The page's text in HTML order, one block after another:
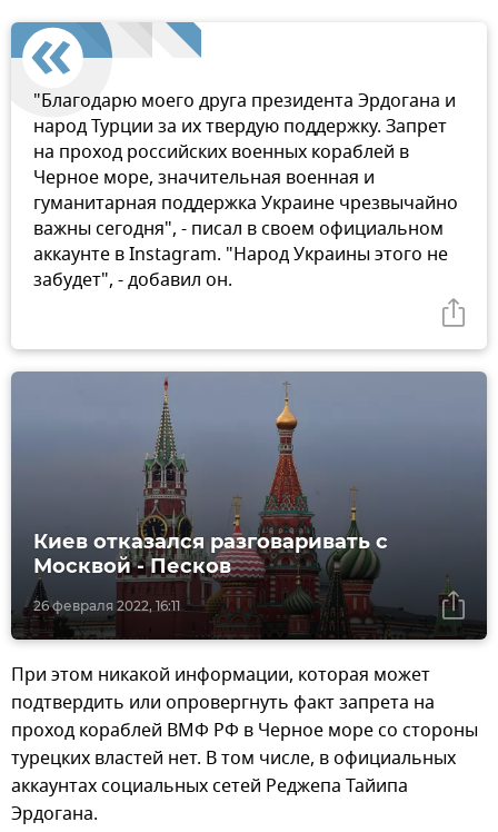
"Благодарю моего друга президента Эрдогана и
народ Турции за их твердую поддержку. Запрет
на проход российских военных кораблей в
Черное море, значительная военная и
гуманитарная поддержка Украине чрезвычайно
важны сегодня", - писал в своем официальном
аккаунте в Instagram. "Народ Украины этого не
забудет", - добавил он.
26 февраля 2022, 16:11
Киев отказался разговаривать с
Москвой - Песков
При этом никакой информации, которая может
подтвердить или опровергнуть факт запрета на
проход кораблей ВМФ РФ в Черное море со стороны
турецких властей нет. В том числе, в официальных
аккаунтах социальных сетей Реджепа Тайипа
Эрдогана.